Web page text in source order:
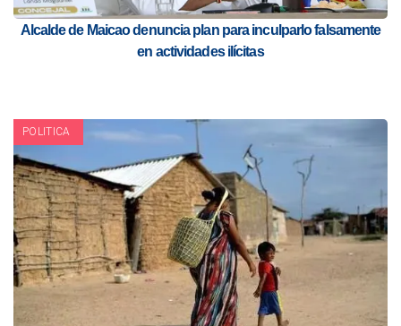
Alcalde de Maicao denuncia plan para inculparlo falsamente
en actividades ilícitas
POLITICA